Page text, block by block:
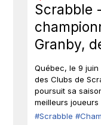
Scrabble
Granby,
vous à
Québec, le 9 juin
des Clubs de
poursuit sa
meilleurs joueurs
#Scrabble